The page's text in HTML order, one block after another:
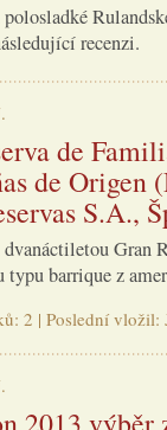
recenzi.
de
de Origen
S.A.,
Gran
typu barrique z
2 | Poslední